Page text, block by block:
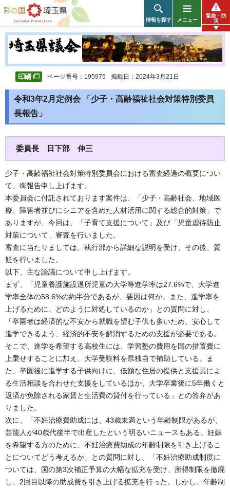
彩の国 埼玉県
情報を探す メニュー
緊急・防
災
ページ番号：195975 掲載日：2024年3月21日
令和3年2月定例会 「少子・高齢福祉社会対策特別委員
長報告」
委員長 日下部 伸三
少子・高齢福祉社会対策特別委員会における審査経過の概要につい
て、御報告申し上げます。
本委員会に付託されております案件は、「少子・高齢社会、地域医
療、障害者並びにシニアを含めた人材活用に関する総合的対策」で
ありますが、今回は、「子育て支援について」及び「児童虐待防止
対策について」審査を行いました。
審査に当たりましては、執行部から詳細な説明を受け、その後、質
疑を行いました。
以下、主な論議について申し上げます。
まず、「児童養護施設退所児童の大学等進学率は27.6%で、大学進
学率全体の58.6%の約半分であるが、要因は何か。また、進学率を
上げるために、どのように対処しているのか」との質問に対し、
「卒園者は経済的な不安から就職を望む子供も多いため、安心して
進学できるよう、経済的不安を解消するための支援が必要である。
そこで、進学を希望する高校生には、学習塾の費用を国の措置費に
上乗せすることに加え、大学受験料を県独自で補助している。ま
た、卒園後に進学する子供向けに、低額な住居の提供と支援員によ
る生活相談を合わせた支援をしているほか、大学卒業後に5年働くと
返済が免除される家賃と生活費の貸付を行っている」との答弁があ
りました。
次に、「不妊治療費助成には、43歳未満という年齢制限があるが、
芸能人が40歳代後半で出産したという明るいニュースもある。妊娠
を希望する方のために、不妊治療費助成の年齢制限を引き上げるこ
とについてどう考えるか」との質問に対し、「不妊治療助成制度に
ついては、国の第3次補正予算の大幅な拡充を受け、所得制限を撤廃
し、2回目以降の助成費を引き上げる拡充を行った。しかし、年齢制